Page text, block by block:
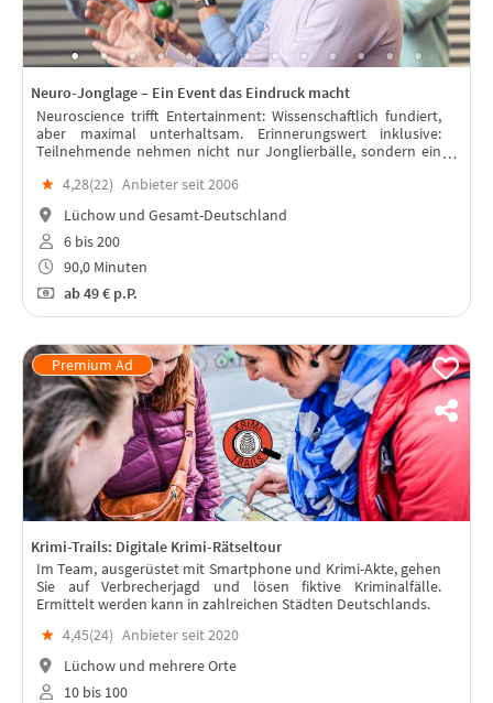
Neuro-Jonglage – Ein Event das Eindruck macht
Neuroscience trifft Entertainment: Wissenschaftlich fundiert,
aber maximal unterhaltsam. Erinnerungswert inklusive:
Teilnehmende nehmen nicht nur Jonglierbälle, sondern ein
★ 4,28(22) Anbieter seit 2006
Lüchow und Gesamt-Deutschland
6 bis 200
90,0 Minuten
ab49 € p.P.
Krimi-Trails: Digitale Krimi-Rätseltour
Im Team, ausgerüstet mit Smartphone und Krimi-Akte, gehen
Sie auf Verbrecherjagd und lösen fiktive Kriminalfälle.
Ermittelt werden kann in zahlreichen Städten Deutschlands.
★ 4,45(24) Anbieter seit 2020
Lüchow und mehrere Orte
10 bis 100